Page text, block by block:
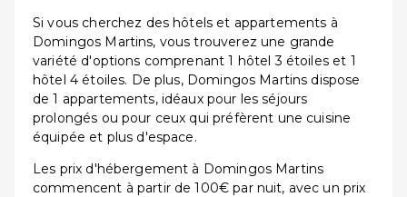
Si vous cherchez des hôtels et appartements à
Domingos Martins, vous trouverez une grande
variété d'options comprenant 1 hôtel 3 étoiles et 1
hôtel 4 étoiles. De plus, Domingos Martins dispose
de 1 appartements, idéaux pour les séjours
prolongés ou pour ceux qui préfèrent une cuisine
équipée et plus d'espace.
Les prix d'hébergement à Domingos Martins
commencent à partir de 100€ par nuit, avec un prix